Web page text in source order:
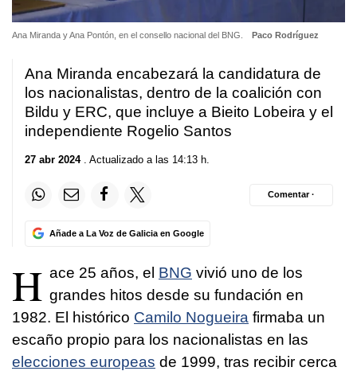
Ana Miranda y Ana Pontón, en el consello nacional del BNG. Paco Rodríguez
Ana Miranda encabezará la candidatura de
los nacionalistas, dentro de la coalición con
Bildu y ERC, que incluye a Bieito Lobeira y el
independiente Rogelio Santos
27 abr 2024. Actualizado a las 14:13 h.
Añade a La Voz de Galicia en Google
Comentar ·
H ace 25 años, el BNG vivió uno de los
grandes hitos desde su fundación en
1982. El histórico Camilo Nogueira firmaba un
escaño propio para los nacionalistas en las
elecciones europeas de 1999, tras recibir cerca